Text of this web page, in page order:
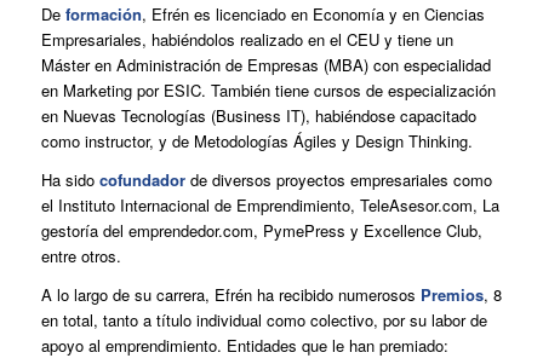
De formación, Efrén es licenciado en Economía y en Ciencias
Empresariales, habiéndolos realizado en el CEU y tiene un
Máster en Administración de Empresas (MBA) con especialidad
en Marketing por ESIC. También tiene cursos de especialización
en Nuevas Tecnologías (Business IT), habiéndose capacitado
como instructor, y de Metodologías Ágiles y Design Thinking.
Ha sido cofundadorde diversos proyectos empresariales como
el Instituto Internacional de Emprendimiento, TeleAsesor.com, La
gestoría del emprendedor.com, PymePress y Excellence Club,
entre otros.
A lo largo de su carrera, Efrén ha recibido numerosos Premios, 8
en total, tanto a título individual como colectivo, por su labor de
apoyo al emprendimiento. Entidades que le han premiado: